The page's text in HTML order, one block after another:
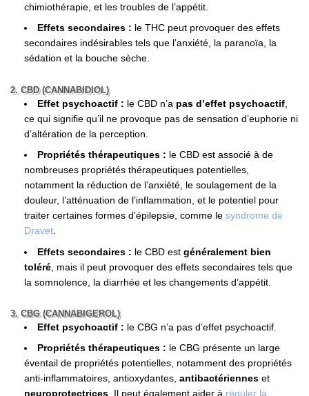
chimiothérapie, et les troubles de l’appétit.
Effets secondaires : le THC peut provoquer des effets
secondaires indésirables tels que l’anxiété, la paranoïa, la
sédation et la bouche sèche.
2. CBD (CANNABIDIOL)
Effet psychoactif : le CBD n’a pas d’effet psychoactif
ce qui signifie qu’il ne provoque pas de sensation d’euphorie ni
d’altération de la perception.
Propriétés thérapeutiques : le CBD est associé à de
nombreuses propriétés thérapeutiques potentielles,
notamment la réduction de l’anxiété, le soulagement de la
douleur, l’atténuation de l’inflammation, et le potentiel pour
traiter certaines formes d’épilepsie, comme le syndrome de
Dravet
Effets secondaires : le CBD est généralement bien
toléré , mais il peut provoquer des effets secondaires tels que
la somnolence, la diarrhée et les changements d’appétit.
3. CBG (CANNABIGEROL)
Effet psychoactif : le CBG n’a pas d’effet psychoactif.
Propriétés thérapeutiques : le CBG présente un large
éventail de propriétés potentielles, notamment des propriétés
anti-inflammatoires, antioxydantes, antibactériennes et
neuroprotectrices. Il peut également aider à réguler la